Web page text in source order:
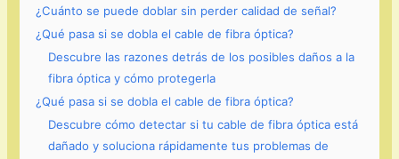
¿Cuánto se puede doblar sin perder calidad de señal?
¿Qué pasa si se dobla el cable de fibra óptica?
Descubre las razones detrás de los posibles daños a la
fibra óptica y cómo protegerla
¿Qué pasa si se dobla el cable de fibra óptica?
Descubre cómo detectar si tu cable de fibra óptica está
dañado y soluciona rápidamente tus problemas de